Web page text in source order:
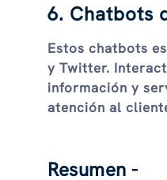
6. Chatbots
Estos chatbots
y Twitter.
información y
atención al
Resumen -